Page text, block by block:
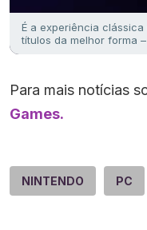
É a experiência
títulos da melhor forma –
Para mais notícias
Games.
NINTENDO PC